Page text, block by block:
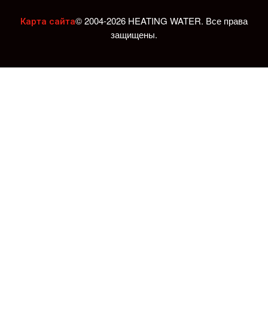
Карта сайта© 2004-2026 HEATING WATER. Все права
защищены.